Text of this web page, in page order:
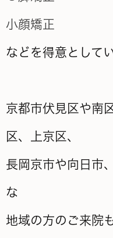
小顔矯正
などを得意としてい
京都市伏見区や南
区、上京区、
長岡京市や向日市
な
地域の方のご来院